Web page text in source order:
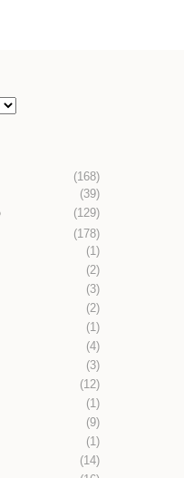
(168)
(39)
(129)
(178)
(1)
(2)
(3)
(2)
(1)
(4)
(3)
(12)
(1)
(9)
(1)
(14)